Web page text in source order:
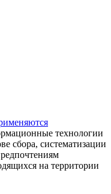
технологии
сбора, систематизации
на территории